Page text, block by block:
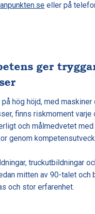
eller på
ger
hög höjd, med
finns riskmoment varje
och målmedvetet
genom
truckutbildningar
mitten av 90-talet och
och stor erfarenhet.